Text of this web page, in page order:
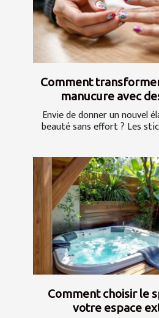
Comment
manucure avec
Envie de donner un nouvel
beauté sans effort ? Les
Comment choisir le
votre espace